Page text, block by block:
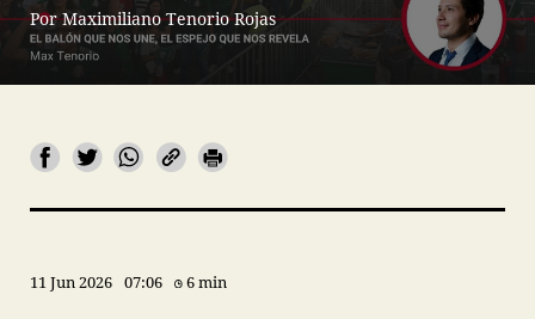
Por Maximiliano Tenorio Rojas
11 Jun 2026 07:06 6 min